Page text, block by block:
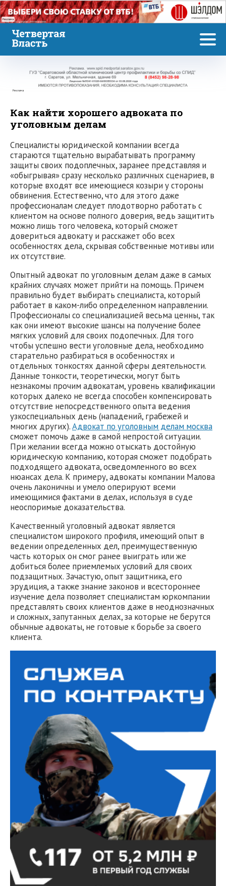
Реклама
Реклама
Как найти хорошего адвоката по
уголовным делам
Специалисты юридической компании всегда
стараются тщательно вырабатывать программу
защиты своих подоплечных, заранее представляя и
«обыгрывая» сразу несколько различных сценариев, в
которые входят все имеющиеся козыри у стороны
обвинения. Естественно, что для этого даже
профессионалам следует плодотворно работать с
клиентом на основе полного доверия, ведь защитить
можно лишь того человека, который сможет
довериться адвокату и расскажет обо всех
особенностях дела, скрывая собственные мотивы или
их отсутствие.
Опытный адвокат по уголовным делам даже в самых
крайних случаях может прийти на помощь. Причем
правильно будет выбирать специалиста, который
работает в каком-либо определенном направлении.
Профессионалы со специализацией весьма ценны, так
как они имеют высокие шансы на получение более
мягких условий для своих подопечных. Для того
чтобы успешно вести уголовные дела, необходимо
старательно разбираться в особенностях и
отдельных тонкостях данной сферы деятельности.
Данные тонкости, теоретически, могут быть
незнакомы прочим адвокатам, уровень квалификации
которых далеко не всегда способен компенсировать
отсутствие непосредственного опыта ведения
узкоспециальных день (нападений, грабежей и
многих других).Адвокат по уголовным делам москва
сможет помочь даже в самой непростой ситуации.
При желании всегда можно отыскать достойную
юридическую компанию, которая сможет подобрать
подходящего адвоката, осведомленного во всех
нюансах дела. К примеру, адвокаты компании Малова
очень лаконичны и умело оперируют всеми
имеющимися фактами в делах, используя в суде
неоспоримые доказательства.
Качественный уголовный адвокат является
специалистом широкого профиля, имеющий опыт в
ведении определенных дел, преимущественную
часть которых он смог ранее выиграть или же
добиться более приемлемых условий для своих
подзащитных. Зачастую, опыт защитника, его
эрудиция, а также знание законов и всестороннее
изучение дела позволяет специалистам юркомпании
представлять своих клиентов даже в неоднозначных
и сложных, запутанных делах, за которые не берутся
обычные адвокаты, не готовые к борьбе за своего
клиента.